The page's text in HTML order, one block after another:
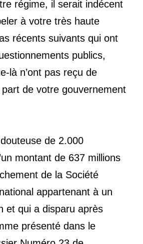
régime, il serait indécent
à votre très haute
récents suivants qui ont
publics,
là n’ont pas reçu de
de votre gouvernement
de 2.000
montant de 637 millions
de la Société
appartenant à un
et qui a disparu après
présenté dans le